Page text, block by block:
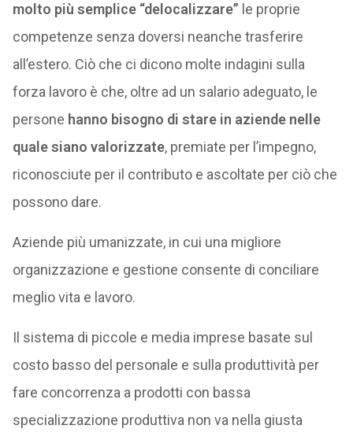
molto più semplice “delocalizzare” le proprie
competenze senza doversi neanche trasferire
all’estero. Ciò che ci dicono molte indagini sulla
forza lavoro è che, oltre ad un salario adeguato, le
persone hanno bisogno di stare in aziende nelle
quale siano valorizzate, premiate per l’impegno,
riconosciute per il contributo e ascoltate per ciò che
possono dare.
Aziende più umanizzate, in cui una migliore
organizzazione e gestione consente di conciliare
meglio vita e lavoro.
Il sistema di piccole e media imprese basate sul
costo basso del personale e sulla produttività per
fare concorrenza a prodotti con bassa
specializzazione produttiva non va nella giusta